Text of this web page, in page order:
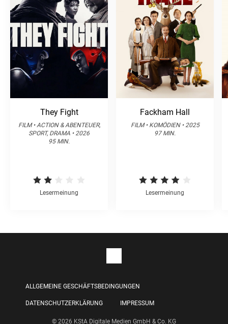
They Fight
FILM • ACTION & ABENTEUER,
SPORT, DRAMA • 2026
95 MIN.
Lesermeinung
Fackham Hall
FILM • KOMÖDIEN • 2025
97 MIN.
Lesermeinung
ALLGEMEINE GESCHÄFTSBEDINGUNGEN
DATENSCHUTZERKLÄRUNG IMPRESSUM
© 2026 KStA Digitale Medien GmbH & Co. KG